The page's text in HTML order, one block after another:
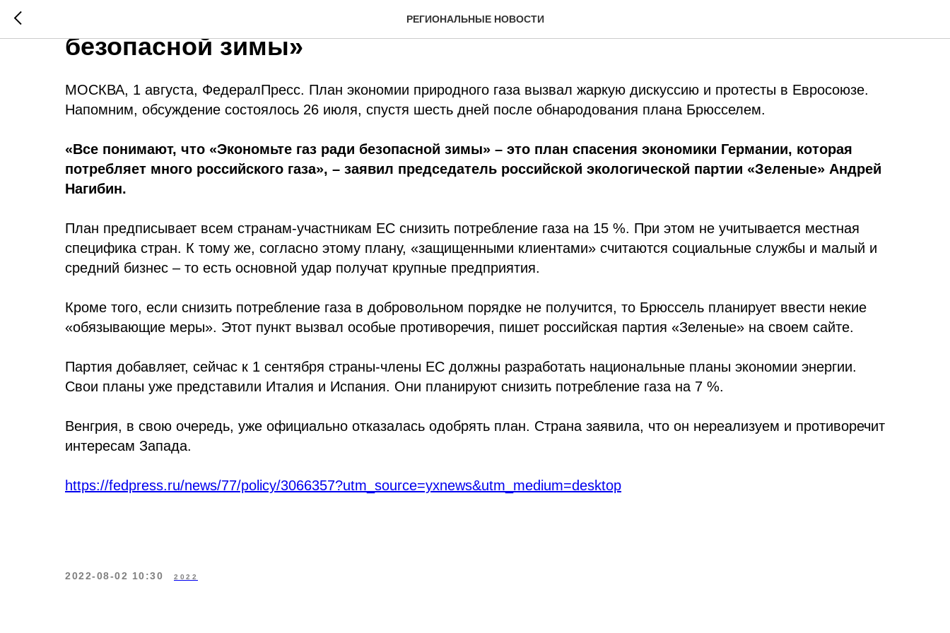
РЕГИОНАЛЬНЫЕ НОВОСТИ
Андрей Нагибин прокомментировал план «Экономьте газ ради
безопасной зимы»
МОСКВА, 1 августа, ФедералПресс. План экономии природного газа вызвал жаркую дискуссию и протесты в Евросоюзе.
Напомним, обсуждение состоялось 26 июля, спустя шесть дней после обнародования плана Брюсселем.
«Все понимают, что «Экономьте газ ради безопасной зимы» – это план спасения экономики Германии, которая
потребляет много российского газа», – заявил председатель российской экологической партии «Зеленые» Андрей
Нагибин.
План предписывает всем странам-участникам ЕС снизить потребление газа на 15 %. При этом не учитывается местная
специфика стран. К тому же, согласно этому плану, «защищенными клиентами» считаются социальные службы и малый и
средний бизнес – то есть основной удар получат крупные предприятия.
Кроме того, если снизить потребление газа в добровольном порядке не получится, то Брюссель планирует ввести некие
«обязывающие меры». Этот пункт вызвал особые противоречия, пишет российская партия «Зеленые» на своем сайте.
Партия добавляет, сейчас к 1 сентября страны-члены ЕС должны разработать национальные планы экономии энергии.
Свои планы уже представили Италия и Испания. Они планируют снизить потребление газа на 7 %.
Венгрия, в свою очередь, уже официально отказалась одобрять план. Страна заявила, что он нереализуем и противоречит
интересам Запада.
https://fedpress.ru/news/77/policy/3066357?utm_source=yxnews&utm_medium=desktop
2022-08-02 10:30 2022